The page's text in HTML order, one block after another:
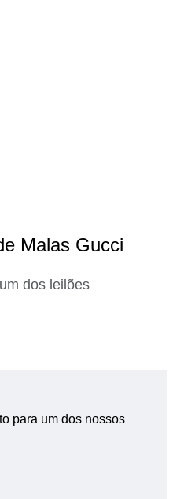
Malas Gucci
dos leilões
para um dos nossos